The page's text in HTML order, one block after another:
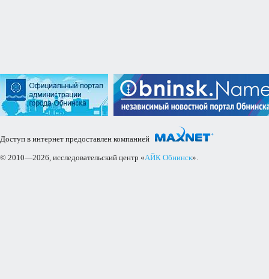
Доступ в интернет предоставлен компанией
© 2010—2026, исследовательский центр «АЙК Обнинск».